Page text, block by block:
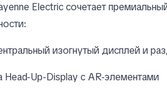
Electric сочетает
изогнутый дисплей и
Up-Display с AR-элементами